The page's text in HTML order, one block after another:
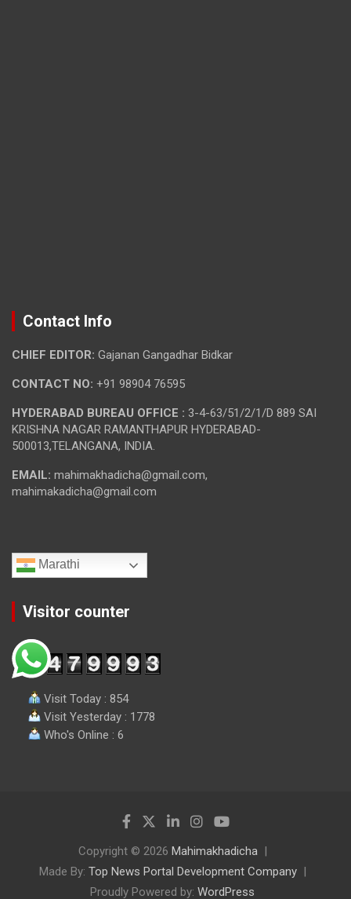
Contact Info
CHIEF EDITOR: Gajanan Gangadhar Bidkar
CONTACT NO: +91 98904 76595
HYDERABAD BUREAU OFFICE : 3-4-63/51/2/1/D 889 SAI
KRISHNA NAGAR RAMANTHAPUR HYDERABAD-
500013,TELANGANA, INDIA.
EMAIL: mahimakhadicha@gmail.com,
mahimakadicha@gmail.com
Marathi
Visitor counter
Visit Today : 854
Visit Yesterday : 1778
Who's Online : 6
Copyright © 2026 Mahimakhadicha
Made By: Top News Portal Development Company
Proudly Powered by: WordPress